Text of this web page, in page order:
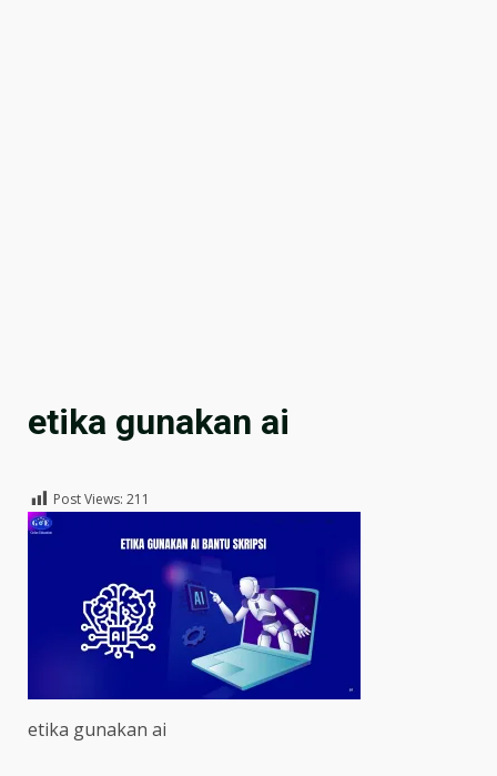
etika gunakan ai
Post Views: 211
etika gunakan ai